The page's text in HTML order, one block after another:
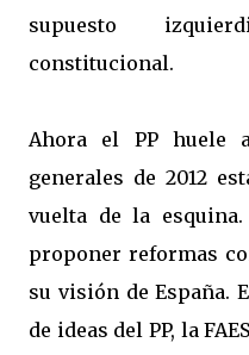
supuesto
constitucional.
Ahora el PP huele
generales de 2012
vuelta de la
proponer reformas
su visión de España.
de ideas del PP, la